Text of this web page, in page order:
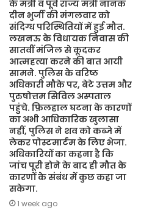
के मंत्री व पूर्व राज्य मंत्री नानक
दीन भुर्जी की मंगलवार को
संदिग्ध परिस्थितियों में हुई मौत.
लखनऊ के विधायक निवास की
सातवीं मंजिल से कूदकर
आत्महत्या करने की बात आयी
सामने. पुलिस के वरिष्ठ
अधिकारी मौके पर, बेटे उत्तम और
पुरुषोत्तम सिविल अस्पताल
पहुंचे. फ़िलहाल घटना के कारणों
का अभी आधिकारिक खुलासा
नहीं, पुलिस ने शव को कब्जे में
लेकर पोस्टमार्टम के लिए भेजा.
अधिकारियों का कहना है कि
जांच पूरी होने के बाद ही मौत के
कारणों के संबंध में कुछ कहा जा
सकेगा.
1 week ago